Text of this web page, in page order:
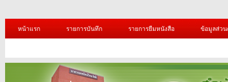
หน้าแรก รายการบันทึก รายการยืมหนังสือ ข้อมูลส่ว